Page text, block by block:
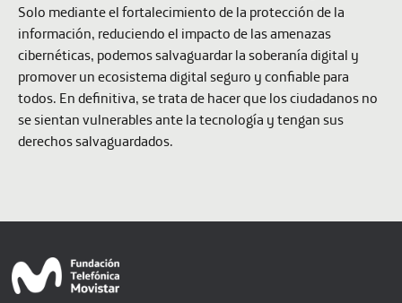
Solo mediante el fortalecimiento de la protección de la
información, reduciendo el impacto de las amenazas
cibernéticas, podemos salvaguardar la soberanía digital y
promover un ecosistema digital seguro y confiable para
todos. En definitiva, se trata de hacer que los ciudadanos no
se sientan vulnerables ante la tecnología y tengan sus
derechos salvaguardados.